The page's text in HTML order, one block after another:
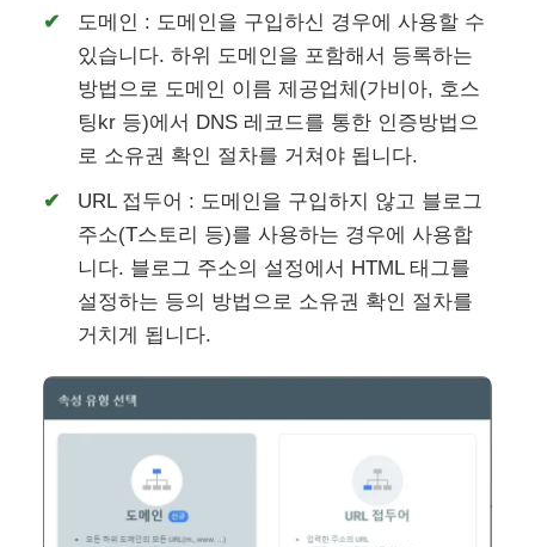
도메인 : 도메인을 구입하신 경우에 사용할 수
있습니다. 하위 도메인을 포함해서 등록하는
방법으로 도메인 이름 제공업체(가비아, 호스
팅kr 등)에서 DNS 레코드를 통한 인증방법으
로 소유권 확인 절차를 거쳐야 됩니다.
URL 접두어 : 도메인을 구입하지 않고 블로그
주소(T스토리 등)를 사용하는 경우에 사용합
니다. 블로그 주소의 설정에서 HTML 태그를
설정하는 등의 방법으로 소유권 확인 절차를
거치게 됩니다.